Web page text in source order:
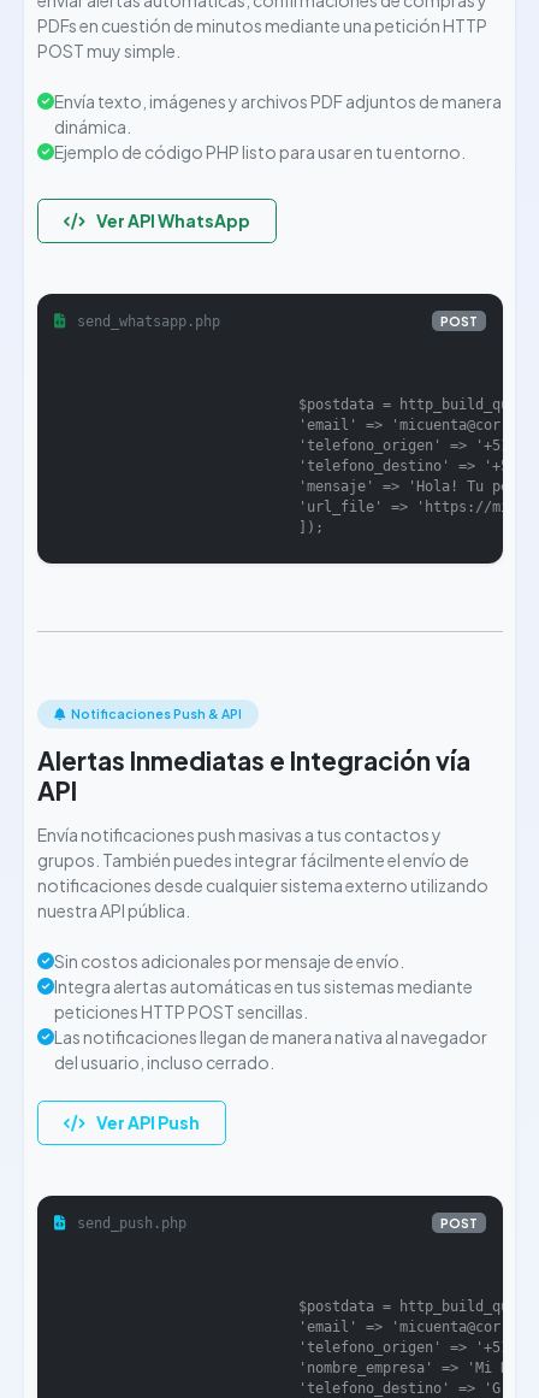
PDFs en cuestión de minutos mediante una petición HTTP
POST muy simple.
Envía texto, imágenes y archivos PDF adjuntos de manera
dinámica.
Ejemplo de código PHP listo para usar en tu entorno.
Ver API WhatsApp
send_whatsapp.php POST
$postdata =
'email' =>
'telefono_origen' =>
'telefono_destino' =>
'mensaje' => 'Hola! Tu
'url_file' => 'https://
                            ]);
Notificaciones Push & API
Alertas Inmediatas e Integración vía
API
Envía notificaciones push masivas a tus contactos y
grupos. También puedes integrar fácilmente el envío de
notificaciones desde cualquier sistema externo utilizando
nuestra API pública.
Sin costos adicionales por mensaje de envío.
Integra alertas automáticas en tus sistemas mediante
peticiones HTTP POST sencillas.
Las notificaciones llegan de manera nativa al navegador
del usuario, incluso cerrado.
Ver API Push
send_push.php POST
$postdata =
'email' =>
'telefono_origen' =>
'nombre_empresa' => 'Mi
'telefono_destino' => 'Grupo